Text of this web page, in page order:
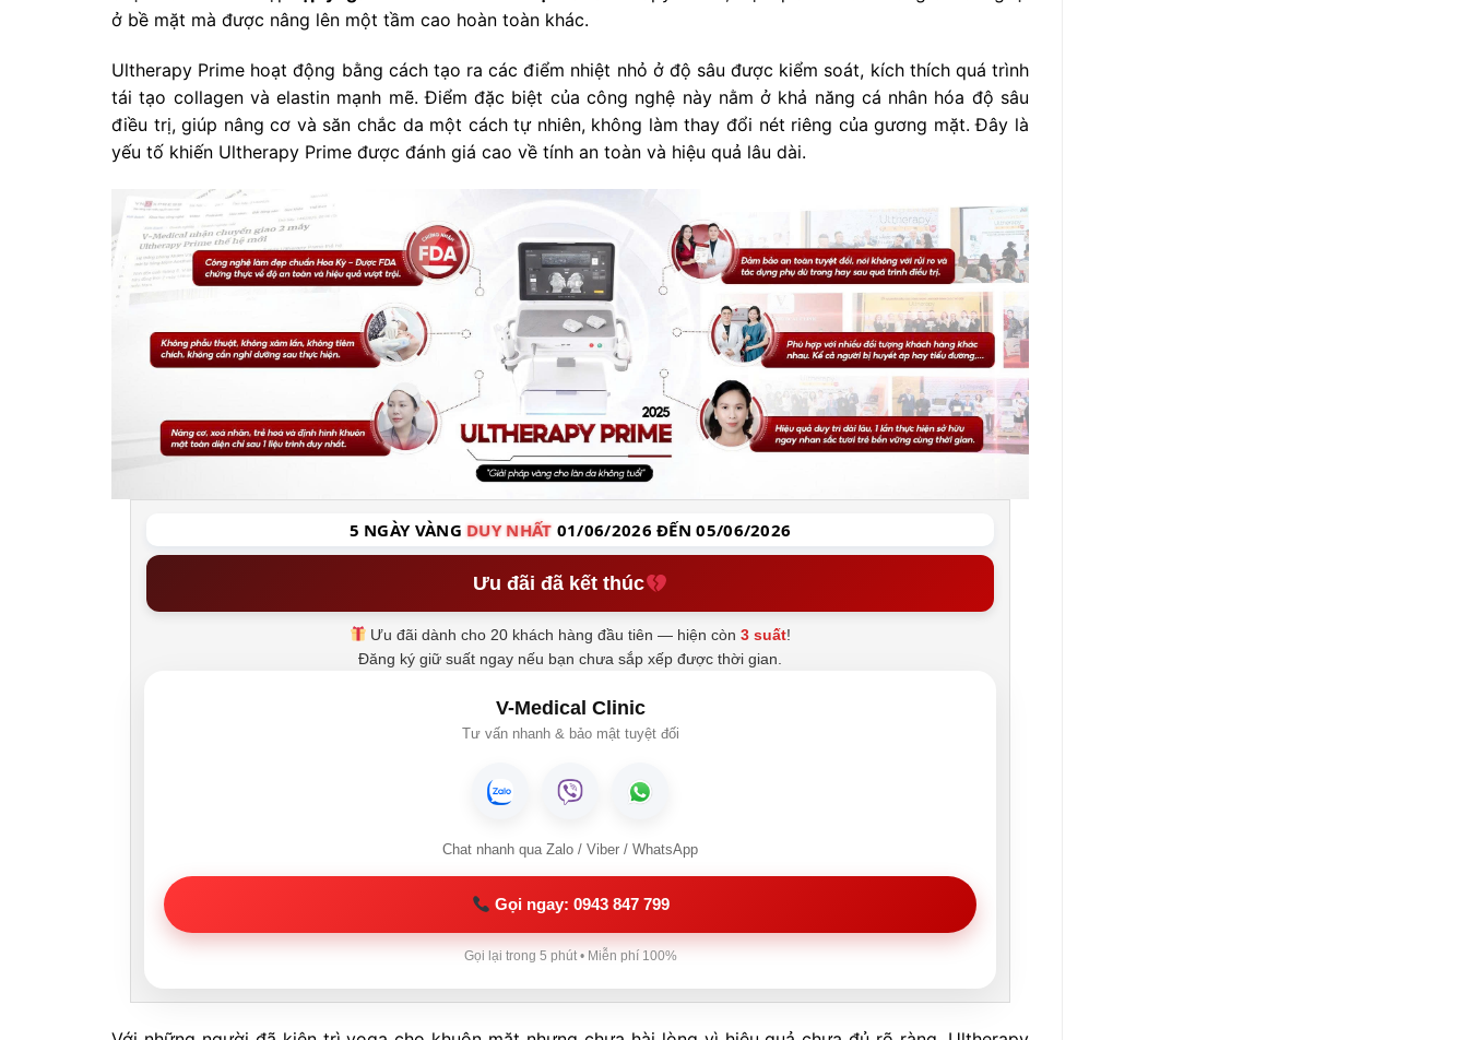
ở bề mặt mà được nâng lên một tầm cao hoàn toàn khác.
Ultherapy Prime hoạt động bằng cách tạo ra các điểm nhiệt nhỏ ở độ sâu được kiểm soát, kích thích quá trình
tái tạo collagen và elastin mạnh mẽ. Điểm đặc biệt của công nghệ này nằm ở khả năng cá nhân hóa độ sâu
điều trị, giúp nâng cơ và săn chắc da một cách tự nhiên, không làm thay đổi nét riêng của gương mặt. Đây là
yếu tố khiến Ultherapy Prime được đánh giá cao về tính an toàn và hiệu quả lâu dài.
5 NGÀY VÀNGDUY NHẤT 01/06/2026 ĐẾN 05/06/2026
Ưu đãi đã kết thúc
Ưu đãi dành cho 20 khách hàng đầu tiên — hiện còn3 suất!
Đăng ký giữ suất ngay nếu bạn chưa sắp xếp được thời gian.
V-Medical Clinic
Tư vấn nhanh & bảo mật tuyệt đối
Chat nhanh qua Zalo / Viber / WhatsApp
Gọi ngay: 0943 847 799
Gọi lại trong 5 phút • Miễn phí 100%